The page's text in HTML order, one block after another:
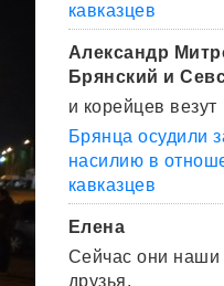
кавказцев
Александр
Брянский и
и корейцев везут
Брянца осудили
насилию в
кавказцев
Елена
Сейчас они
друзья.